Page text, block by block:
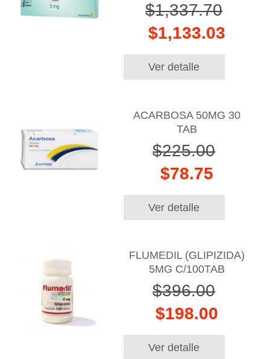
$1,337.70
$1,133.03
Ver detalle
ACARBOSA 50MG 30
TAB
$225.00
$78.75
Ver detalle
FLUMEDIL (GLIPIZIDA)
5MG C/100TAB
$396.00
$198.00
Ver detalle